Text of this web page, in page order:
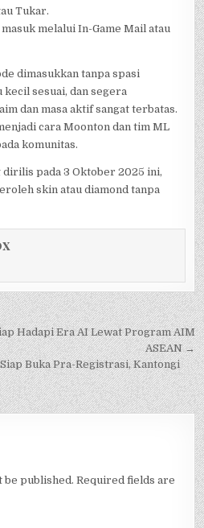
Tukar.
melalui In-Game Mail atau
dimasukkan tanpa spasi
kecil sesuai, dan segera
dan masa aktif sangat terbatas.
cara Moonton dan tim ML
komunitas.
dirilis pada 3 Oktober 2025 ini,
skin atau diamond tanpa
Hadapi Era AI Lewat Program AIM
ASEAN →
Buka Pra-Registrasi, Kantongi
be published. Required fields are